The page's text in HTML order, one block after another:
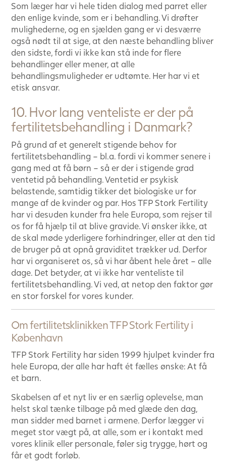
Som læger har vi hele tiden dialog med parret eller
den enlige kvinde, som er i behandling. Vi drøfter
mulighederne, og en sjælden gang er vi desværre
også nødt til at sige, at den næste behandling bliver
den sidste, fordi vi ikke kan stå inde for flere
behandlinger eller mener, at alle
behandlingsmuligheder er udtømte. Her har vi et
etisk ansvar.
10. Hvor lang venteliste er der på
fertilitetsbehandling i Danmark?
På grund af et generelt stigende behov for
fertilitetsbehandling – bl.a. fordi vi kommer senere i
gang med at få børn – så er der i stigende grad
ventetid på behandling. Ventetid er psykisk
belastende, samtidig tikker det biologiske ur for
mange af de kvinder og par. Hos TFP Stork Fertility
har vi desuden kunder fra hele Europa, som rejser til
os for få hjælp til at blive gravide. Vi ønsker ikke, at
de skal møde yderligere forhindringer, eller at den tid
de bruger på at opnå graviditet trækker ud. Derfor
har vi organiseret os, så vi har åbent hele året – alle
dage. Det betyder, at vi ikke har venteliste til
fertilitetsbehandling. Vi ved, at netop den faktor gør
en stor forskel for vores kunder.
Om fertilitetsklinikken TFP Stork Fertility i
København
TFP Stork Fertility har siden 1999 hjulpet kvinder fra
hele Europa, der alle har haft ét fælles ønske: At få
et barn.
Skabelsen af et nyt liv er en særlig oplevelse, man
helst skal tænke tilbage på med glæde den dag,
man sidder med barnet i armene. Derfor lægger vi
meget stor vægt på, at alle, som er i kontakt med
vores klinik eller personale, føler sig trygge, hørt og
får et godt forløb.